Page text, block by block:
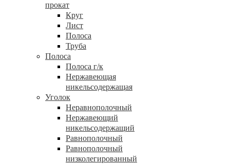
прокат
Круг
Лист
Полоса
Труба
Полоса
Полоса г/к
Нержавеющая
никельсодержащая
Уголок
Неравнополочный
Нержавеющий
никельсодержащий
Равнополочный
Равнополочный
низколегированный